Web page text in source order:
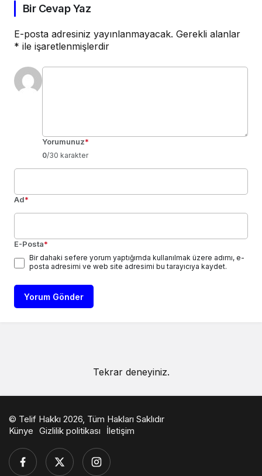
Bir Cevap Yaz
E-posta adresiniz yayınlanmayacak. Gerekli alanlar
* ile işaretlenmişlerdir
Yorumunuz*
0/30 karakter
Ad*
E-Posta*
Bir dahaki sefere yorum yaptığımda kullanılmak üzere adımı, e-
posta adresimi ve web site adresimi bu tarayıcıya kaydet.
Yorum Gönder
Tekrar deneyiniz.
© Telif Hakkı 2026, Tüm Hakları Saklıdır
Künye Gizlilik politikası İletişim